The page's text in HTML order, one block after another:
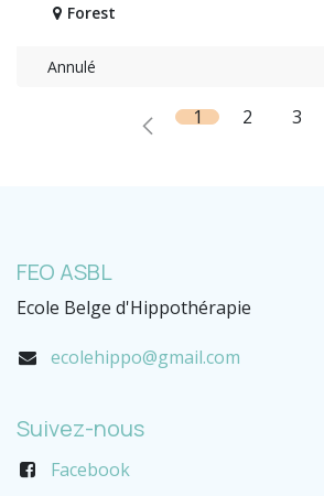
Forest
Annulé
1 2 3
FEO ASBL
Ecole Belge d'Hippothérapie
ecolehippo@gmail.com
Suivez-nous
Facebook